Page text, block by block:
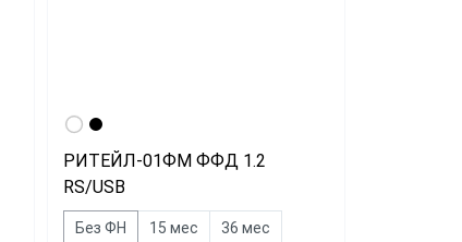
РИТЕЙЛ-01ФМ ФФД 1.2
RS/USB
Без ФН 15 мес 36 мес